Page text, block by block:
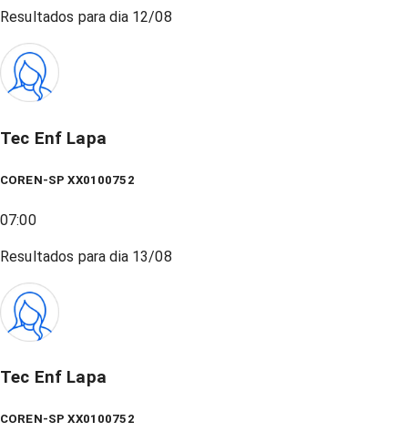
Resultados para dia 12/08
Tec Enf Lapa
COREN-SP XX0100752
07:00
Resultados para dia 13/08
Tec Enf Lapa
COREN-SP XX0100752